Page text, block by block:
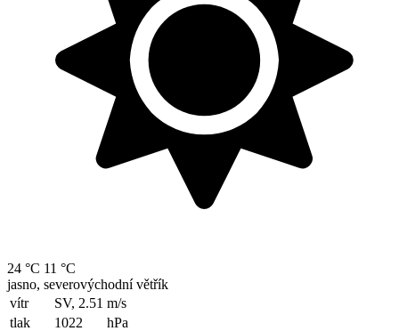
24 °C 11 °C
jasno, severovýchodní větřík
vítr
SV, 2.51 m/s
tlak
1022
hPa